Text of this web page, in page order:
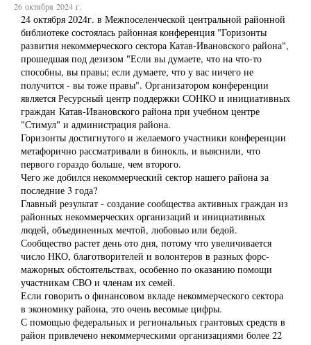
26 октября 2024 г.
24 октября 2024г. в Межпоселенческой центральной районной
библиотеке состоялась районная конференция "Горизонты
развития некоммерческого сектора Катав-Ивановского района",
прошедшая под дезизом "Если вы думаете, что на что-то
способны, вы правы; если думаете, что у вас ничего не
получится - вы тоже правы". Организатором конференции
является Ресурсный центр поддержки СОНКО и инициативных
граждан Катав-Ивановского района при учебном центре
"Стимул" и администрация района.
Горизонты достигнутого и желаемого участники конференции
метафорично рассматривали в бинокль, и выяснили, что
первого гораздо больше, чем второго.
Чего же добился некоммерческий сектор нашего района за
последние 3 года?
Главный результат - создание сообщества активных граждан из
районных некоммерческих организаций и инициативных
людей, объединенных мечтой, любовью или бедой.
Сообщество растет день ото дня, потому что увеличивается
число НКО, благотворителей и волонтеров в разных форс-
мажорных обстоятельствах, особенно по оказанию помощи
участникам СВО и членам их семей.
Если говорить о финансовом вкладе некоммерческого сектора
в экономику района, это очень весомые цифры.
С помощью федеральных и региональных грантовых средств в
район привлечено некоммерческими организациями более 22